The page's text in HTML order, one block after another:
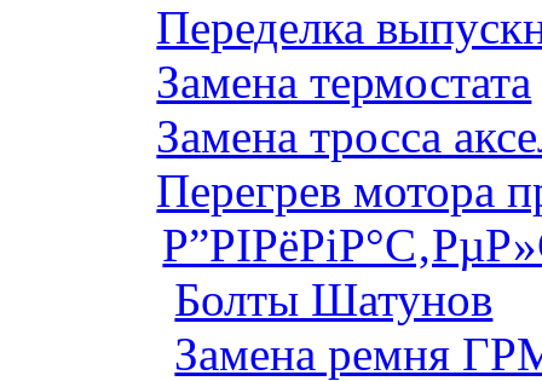
Переделка
Замена термостата
Замена тросса
Перегрев мотора
Болты Шатунов
Замена ремня